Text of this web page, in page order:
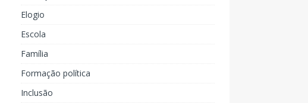
Elogio
Escola
Família
Formação política
Inclusão